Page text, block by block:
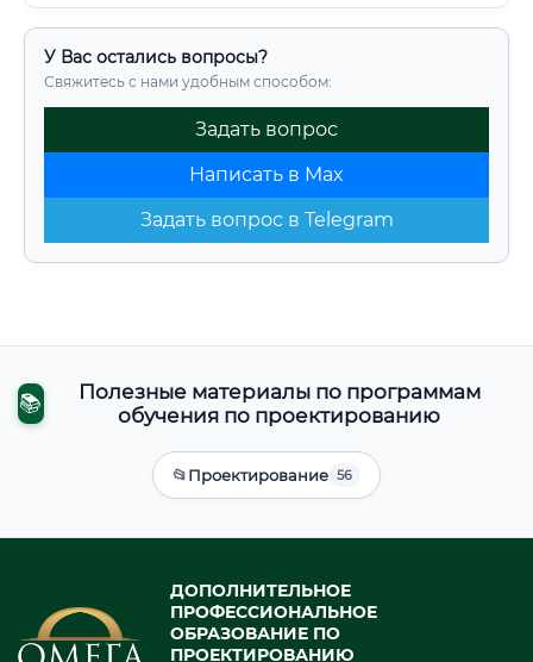
У Вас остались вопросы?
Свяжитесь с нами удобным способом:
Задать вопрос
Написать в Max
Задать вопрос в Telegram
📚
Полезные материалы по программам
обучения по проектированию
📂Проектирование 56
ДОПОЛНИТЕЛЬНОЕ
ПРОФЕССИОНАЛЬНОЕ
ОБРАЗОВАНИЕ ПО
ПРОЕКТИРОВАНИЮ